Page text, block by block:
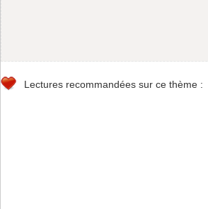
Lectures recommandées sur ce thème :